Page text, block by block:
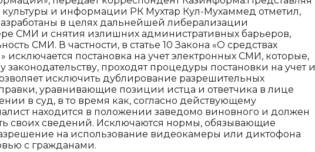
культуры и информации РК Мухтар Кул-Мухаммед отметил,
в целях дальнейшей либерализации
СМИ и снятия излишних административных барьеров,
СМИ. В частности, в статье 10 Закона «О средствах
постановка на учет электронных СМИ, которые,
проходят процедуры постановки на учет и
исключить дублирование разрешительных
уравнивающие позиции истца и ответчика в лице
в суд, в то время как, согласно действующему
находится в положении заведомо виновного и должен
своих сведений. Исключаются нормы, обязывающие
на использование видеокамеры или диктофона
с гражданами.